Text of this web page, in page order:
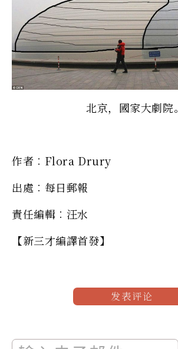
北京，國家大劇院。
作者︰Flora Drury
出處︰每日郵報
責任編輯︰汪水
【新三才編譯首發】
发表评论